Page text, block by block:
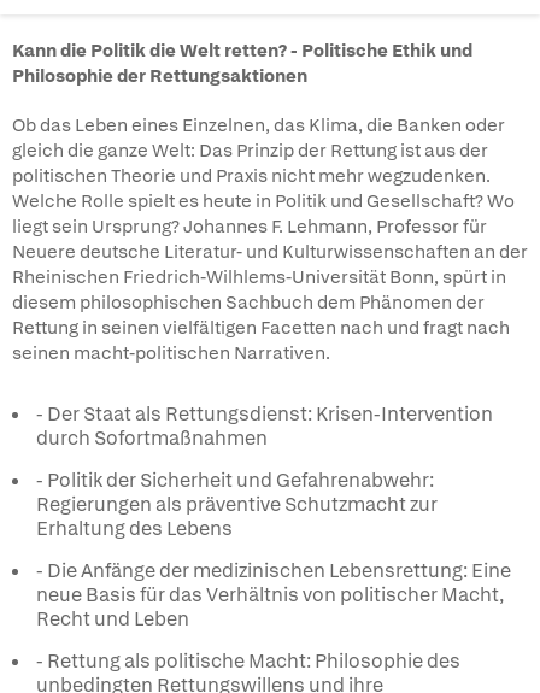
Kann die Politik die Welt retten? - Politische Ethik und
Philosophie der Rettungsaktionen
Ob das Leben eines Einzelnen, das Klima, die Banken oder
gleich die ganze Welt: Das Prinzip der Rettung ist aus der
politischen Theorie und Praxis nicht mehr wegzudenken.
Welche Rolle spielt es heute in Politik und Gesellschaft? Wo
liegt sein Ursprung? Johannes F. Lehmann, Professor für
Neuere deutsche Literatur- und Kulturwissenschaften an der
Rheinischen Friedrich-Wilhlems-Universität Bonn, spürt in
diesem philosophischen Sachbuch dem Phänomen der
Rettung in seinen vielfältigen Facetten nach und fragt nach
seinen macht-politischen Narrativen.
- Der Staat als Rettungsdienst: Krisen-Intervention
durch Sofortmaßnahmen
- Politik der Sicherheit und Gefahrenabwehr:
Regierungen als präventive Schutzmacht zur
Erhaltung des Lebens
- Die Anfänge der medizinischen Lebensrettung: Eine
neue Basis für das Verhältnis von politischer Macht,
Recht und Leben
- Rettung als politische Macht: Philosophie des
unbedingten Rettungswillens und ihre